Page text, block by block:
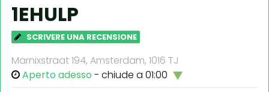
1EHULP
SCRIVERE UNA RECENSIONE
Marnixstraat 194, Amsterdam, 1016 TJ
Aperto adesso - chiude a 01:00